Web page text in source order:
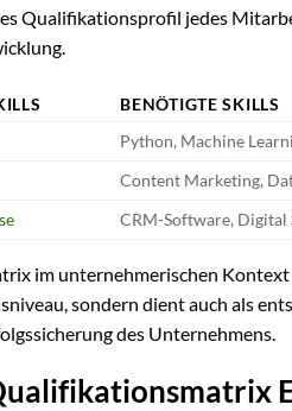
Qualifikationsprofil jedes
BENÖTIGTE SKILLS
Python, Machine
Content Marketing,
CRM-Software, Digital
im unternehmerischen
sondern dient auch als
des Unternehmens.